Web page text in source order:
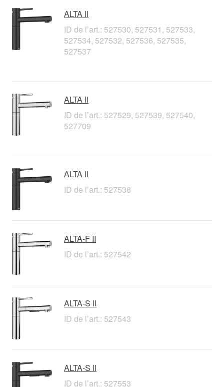
ALTA II
ID de l’art.: 527530, 527531, 527533,
527534, 527532, 527536, 527535,
527537
ALTA II
ID de l’art.: 527529, 527539, 527540,
527709
ALTA II
ID de l’art.: 527538
ALTA-F II
ID de l’art.: 527542
ALTA-S II
ID de l’art.: 527543
ALTA-S II
ID de l’art.: 527553